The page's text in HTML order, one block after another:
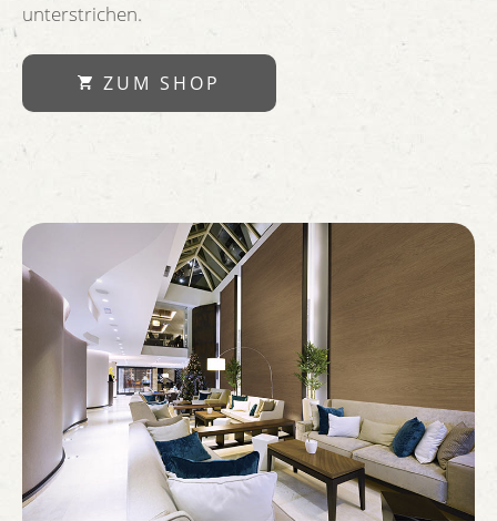
unterstrichen.
ZUM SHOP